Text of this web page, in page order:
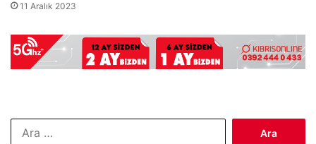
11 Aralık 2023